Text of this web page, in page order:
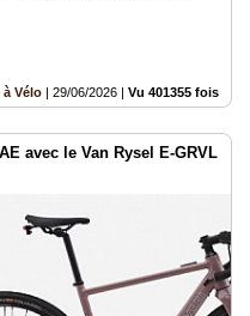
à Vélo | 29/06/2026 | Vu 401355 fois
avec le Van Rysel E-GRVL